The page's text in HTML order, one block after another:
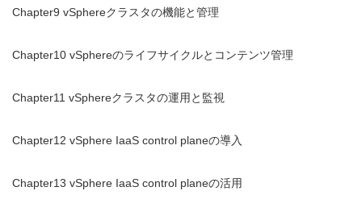
Chapter9 vSphereクラスタの機能と管理
Chapter10 vSphereのライフサイクルとコンテンツ管理
Chapter11 vSphereクラスタの運用と監視
Chapter12 vSphere IaaS control planeの導入
Chapter13 vSphere IaaS control planeの活用